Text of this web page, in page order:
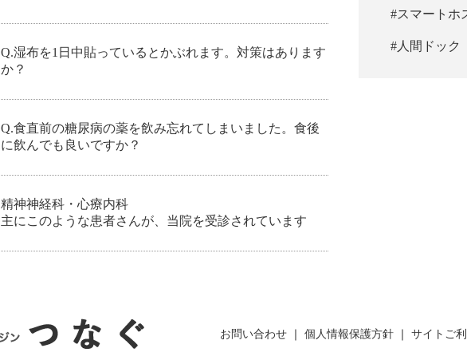
Q.湿布を1日中貼っているとかぶれます。対策はあります
か？
Q.食直前の糖尿病の薬を飲み忘れてしまいました。食後
に飲んでも良いですか？
精神神経科・心療内科
主にこのような患者さんが、当院を受診されています
#スマートホ
#人間ドック
お問い合わせ ｜ 個人情報保護方針 ｜ サイトご